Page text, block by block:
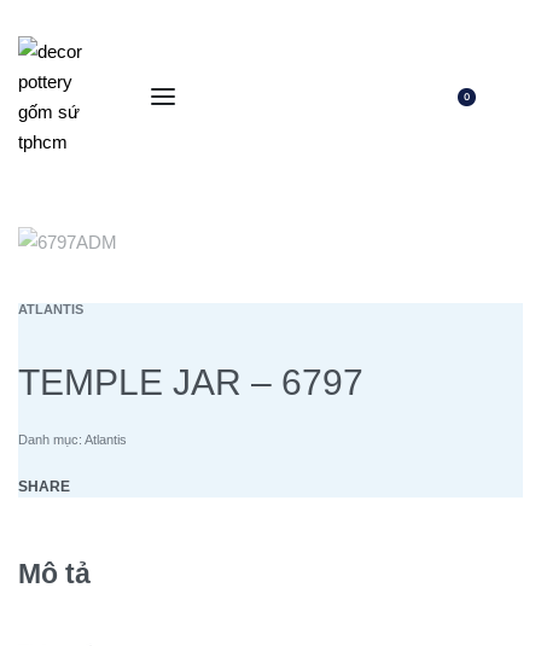
0
ATLANTIS
TEMPLE JAR – 6797
Danh mục: Atlantis
SHARE
Mô tả